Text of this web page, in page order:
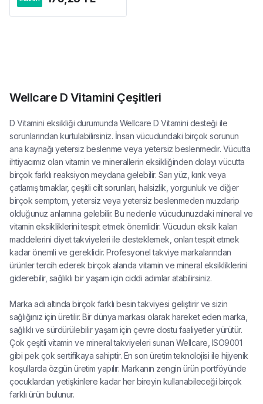
Wellcare D Vitamini Çeşitleri
D Vitamini eksikliği durumunda Wellcare D Vitamini desteği ile
sorunlarından kurtulabilirsiniz. İnsan vücudundaki birçok sorunun
ana kaynağı yetersiz beslenme veya yetersiz beslenmedir. Vücutta
ihtiyacımız olan vitamin ve minerallerin eksikliğinden dolayı vücutta
birçok farklı reaksiyon meydana gelebilir. Sarı yüz, kırık veya
çatlamış tırnaklar, çeşitli cilt sorunları, halsizlik, yorgunluk ve diğer
birçok semptom, yetersiz veya yetersiz beslenmeden muzdarip
olduğunuz anlamına gelebilir. Bu nedenle vücudunuzdaki mineral ve
vitamin eksikliklerini tespit etmek önemlidir. Vücudun eksik kalan
maddelerini diyet takviyeleri ile desteklemek, onları tespit etmek
kadar önemli ve gereklidir. Profesyonel takviye markalarından
ürünler tercih ederek birçok alanda vitamin ve mineral eksikliklerini
giderebilir, sağlıklı bir yaşam için ciddi adımlar atabilirsiniz.
Marka adı altında birçok farklı besin takviyesi geliştirir ve sizin
sağlığınız için üretilir. Bir dünya markası olarak hareket eden marka,
sağlıklı ve sürdürülebilir yaşam için çevre dostu faaliyetler yürütür.
Çok çeşitli vitamin ve mineral takviyeleri sunan Wellcare, ISO9001
gibi pek çok sertifikaya sahiptir. En son üretim teknolojisi ile hijyenik
koşullarda özgün üretim yapılır. Markanın zengin ürün portföyünde
çocuklardan yetişkinlere kadar her bireyin kullanabileceği birçok
farklı ürün bulunur.